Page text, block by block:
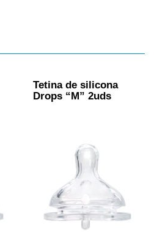
Tetina de silicona
Drops “M” 2uds